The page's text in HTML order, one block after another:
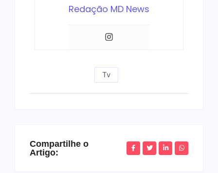
Redação MD News
Tv
Compartilhe o
Artigo: